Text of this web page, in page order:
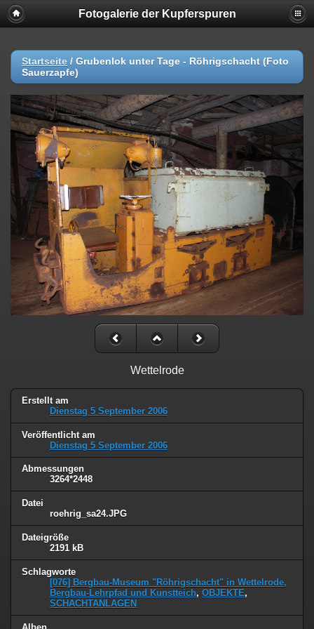
Fotogalerie der Kupferspuren
Startseite / Grubenlok unter Tage - Röhrigschacht (Foto
Sauerzapfe)
Wettelrode
Erstellt am
Dienstag 5 September 2006
Veröffentlicht am
Dienstag 5 September 2006
Abmessungen
3264*2448
Datei
roehrig_sa24.JPG
Dateigröße
2191 kB
Schlagworte
[076] Bergbau-Museum "Röhrigschacht" in Wettelrode,
Bergbau-Lehrpfad und Kunstteich, OBJEKTE,
SCHACHTANLAGEN